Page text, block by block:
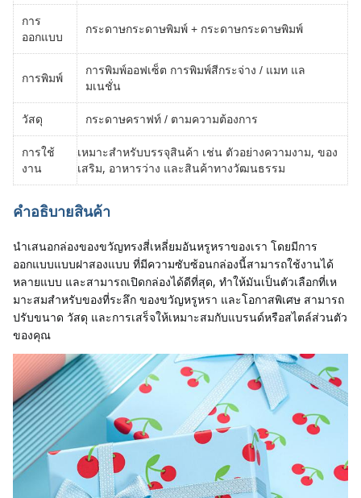
การ
ออกแบบ
กระดาษกระดาษพิมพ์ + กระดาษกระดาษพิมพ์
การพิมพ์
การพิมพ์ออฟเซ็ต การพิมพ์สีกระจ่าง / แมท แล
มเนชั่น
วัสดุ กระดาษคราฟท์ / ตามความต้องการ
การใช้
งาน
เหมาะสําหรับบรรจุสินค้า เช่น ตัวอย่างความงาม, ของ
เสริม, อาหารว่าง และสินค้าทางวัฒนธรรม
คําอธิบายสินค้า
นําเสนอกล่องของขวัญทรงสี่เหลี่ยมอันหรูหราของเรา โดยมีการ
ออกแบบแบบฝาสองแบบ ที่มีความซับซ้อนกล่องนี้สามารถใช้งานได้
หลายแบบ และสามารถเปิดกล่องได้ดีที่สุด, ทําให้มันเป็นตัวเลือกที่เห
มาะสมสําหรับของที่ระลึก ของขวัญหรูหรา และโอกาสพิเศษ สามารถ
ปรับขนาด วัสดุ และการเสร็จให้เหมาะสมกับแบรนด์หรือสไตล์ส่วนตัว
ของคุณ